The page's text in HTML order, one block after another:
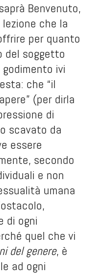
Benvenuto,
che la
per quanto
del soggetto
ivi
che “il
(per dirla
di
scavato da
essere
secondo
e non
umana
di ogni
quel che vi
del genere, è
ad ogni